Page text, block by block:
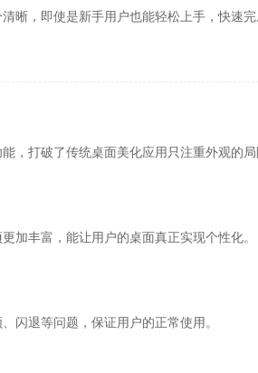
晰，即使是新手用户也能轻松上手，快速完
，打破了传统桌面美化应用只注重外观的局
加丰富，能让用户的桌面真正实现个性化。
闪退等问题，保证用户的正常使用。